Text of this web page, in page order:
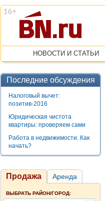
НОВОСТИ И СТАТЬИ
Последние обсуждения
Налоговый вычет:
позитив-2016
Юридическая чистота
квартиры: проверяем сами
Работа в недвижимости. Как
начать?
Продажа Аренда
ВЫБРАТЬ РАЙОН/ГОРОД: